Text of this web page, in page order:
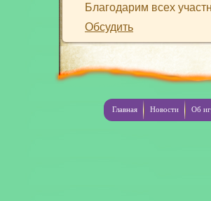
Благодарим всех
Обсудить
Главная Новости Об